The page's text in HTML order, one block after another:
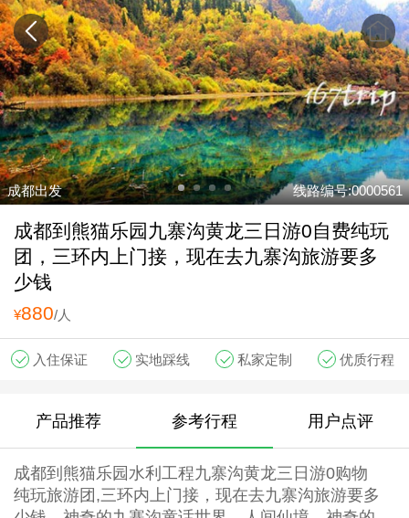
成都出发 线路编号:0000561
成都到熊猫乐园九寨沟黄龙三日游0自费纯玩
团，三环内上门接，现在去九寨沟旅游要多
少钱
¥880/人
入住保证 实地踩线 私家定制 优质行程
产品推荐 参考行程 用户点评
成都到熊猫乐园水利工程九寨沟黄龙三日游0购物
纯玩旅游团,三环内上门接，现在去九寨沟旅游要多